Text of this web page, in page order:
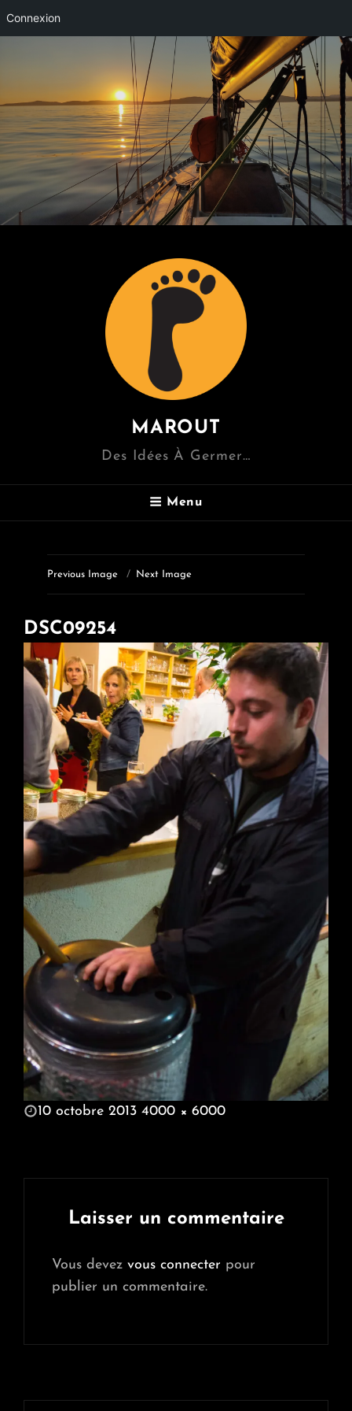
Connexion
MAROUT
Des Idées À Germer…
Menu
Previous Image Next Image
DSC09254
POSTED
10 octobre 2013 4000 × 6000
Laisser un commentaire
Vous devez vous connecter pour
publier un commentaire.